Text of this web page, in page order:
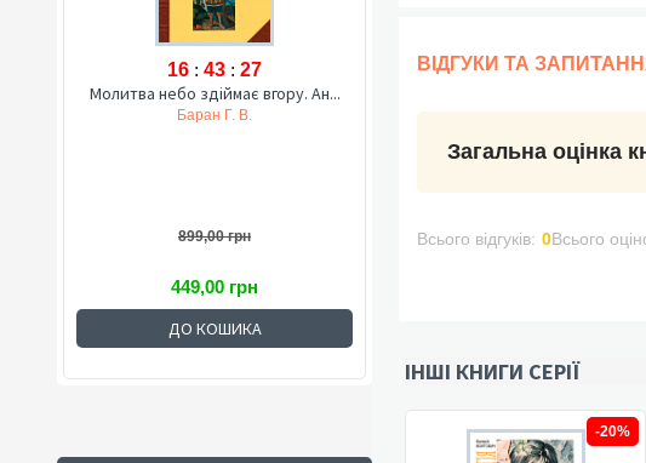
16 : 43 : 26
Молитва небо здіймає вгору. Ан...
Баран Г. В.
899,00 грн
449,00 грн
ДО КОШИКА
ВІДГУКИ ТА
Загальна оцінка
Всього відгуків: 0Всього
ІНШІ КНИГИ СЕРІЇ
-20%